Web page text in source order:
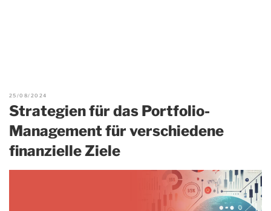
25/08/2024
Strategien für das Portfolio-
Management für verschiedene
finanzielle Ziele